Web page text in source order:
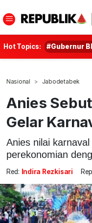
Hot Topics: #Gubernur
Nasional Jabodetabek
Anies
Gelar
Anies nilai
perekonomian
Red: Indira Rezkisari